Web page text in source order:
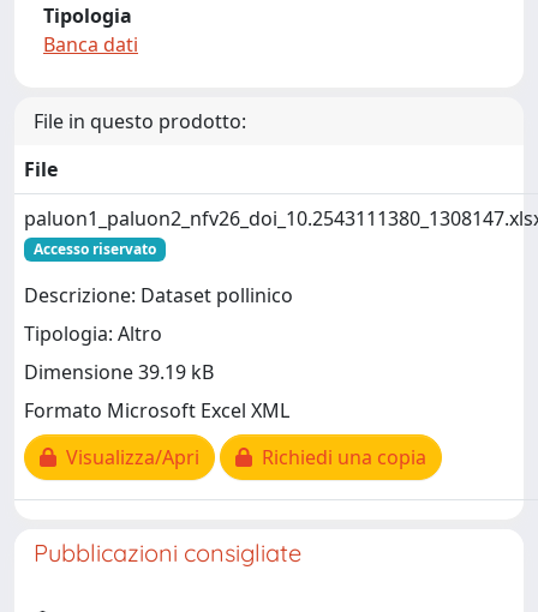
Tipologia
Banca dati
File in questo prodotto:
File
Accesso riservato
Descrizione: Dataset pollinico
Tipologia: Altro
Dimensione 39.19 kB
Formato Microsoft Excel XML
Visualizza/Apri
Richiedi una copia
Pubblicazioni consigliate